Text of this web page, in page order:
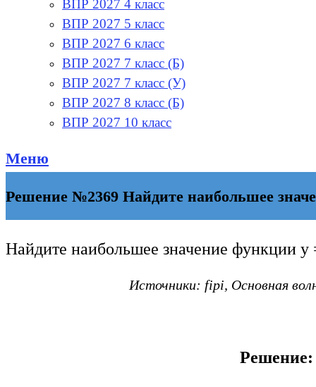
ВПР 2027 4 класс
ВПР 2027 5 класс
ВПР 2027 6 класс
ВПР 2027 7 класс (Б)
ВПР 2027 7 класс (У)
ВПР 2027 8 класс (Б)
ВПР 2027 10 класс
Меню
Решение №2369 Найдите наибольшее
Найдите наибольшее значение функции
Источники: fipi, Основная
Решение: